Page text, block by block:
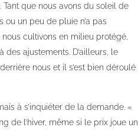
que nous avons du soleil de
un peu de pluie n’a pas
cultivons en milieu protégé,
ajustements. D’ailleurs, le
nous et il s’est bien déroulé
à s’inquiéter de la demande. «
de l’hiver, même si le prix joue un